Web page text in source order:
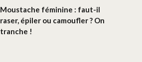
Moustache féminine : faut-il
raser, épiler ou camoufler ? On
tranche !